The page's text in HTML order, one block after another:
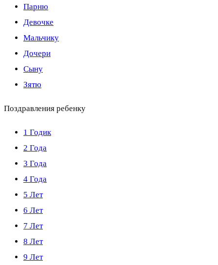
Парню
Девочке
Мальчику
Дочери
Сыну
Зятю
Поздравления ребенку
1 Годик
2 Года
3 Года
4 Года
5 Лет
6 Лет
7 Лет
8 Лет
9 Лет